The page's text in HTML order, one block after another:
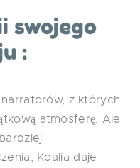
swojego
:
z których
atmosferę. Ale
Koalia daje